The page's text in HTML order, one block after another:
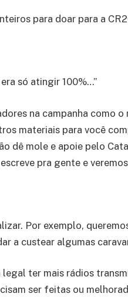
para doar para a
só atingir 100%…”
na campanha como
materiais para você
dê mole e apoie pelo
pra gente e
Por exemplo,
a custear algumas
ter mais rádios
ser feitas ou